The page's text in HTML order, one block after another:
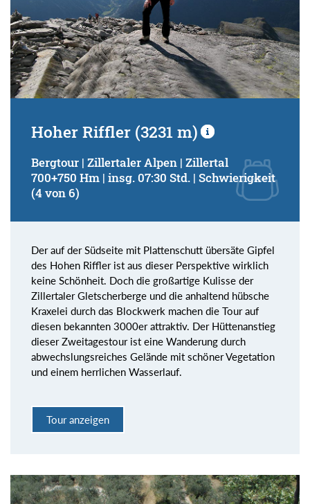
Hoher Riffler (3231 m)
Bergtour | Zillertaler Alpen | Zillertal
700+750 Hm | insg. 07:30 Std. | Schwierigkeit
(4 von 6)
Der auf der Südseite mit Plattenschutt übersäte Gipfel
des Hohen Riffler ist aus dieser Perspektive wirklich
keine Schönheit. Doch die großartige Kulisse der
Zillertaler Gletscherberge und die anhaltend hübsche
Kraxelei durch das Blockwerk machen die Tour auf
diesen bekannten 3000er attraktiv. Der Hüttenanstieg
dieser Zweitagestour ist eine Wanderung durch
abwechslungsreiches Gelände mit schöner Vegetation
und einem herrlichen Wasserlauf.
Tour anzeigen